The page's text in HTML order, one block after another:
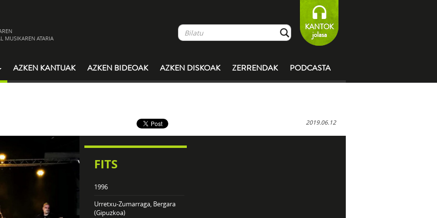
MUSIKAREN ATARIA
KANTOK
jolasa
AZKEN KANTUAK AZKEN BIDEOAK AZKEN DISKOAK ZERRENDAK PODCASTA
2019.06.12
FITS
1996
Urretxu-Zumarraga, Bergara
(Gipuzkoa)